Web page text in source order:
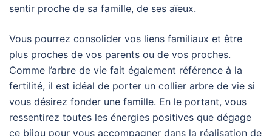
sentir proche de sa famille, de ses aïeux.
Vous pourrez consolider vos liens familiaux et être
plus proches de vos parents ou de vos proches.
Comme l’arbre de vie fait également référence à la
fertilité, il est idéal de porter un collier arbre de vie si
vous désirez fonder une famille. En le portant, vous
ressentirez toutes les énergies positives que dégage
ce bijou pour vous accompagner dans la réalisation de